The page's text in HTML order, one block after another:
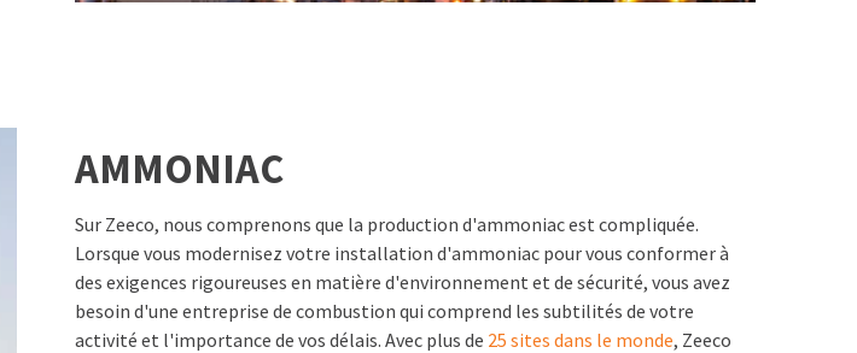
AMMONIAC
Sur Zeeco, nous comprenons que la production d'ammoniac est compliquée.
Lorsque vous modernisez votre installation d'ammoniac pour vous conformer à
des exigences rigoureuses en matière d'environnement et de sécurité, vous avez
besoin d'une entreprise de combustion qui comprend les subtilités de votre
activité et l'importance de vos délais. Avec plus de 25 sites dans le monde, Zeeco